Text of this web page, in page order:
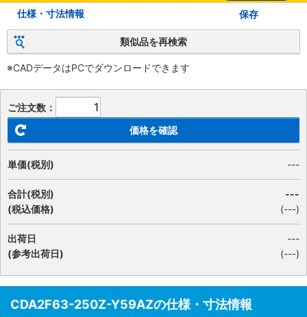
仕様・寸法情報 保存
類似品を再検索
※CADデータはPCでダウンロードできます
ご注文数：
価格を確認
単価(税別) ---
合計(税別)
(税込価格)
---
(---)
出荷日
(参考出荷日)
---
(---)
CDA2F63-250Z-Y59AZの仕様・寸法情報